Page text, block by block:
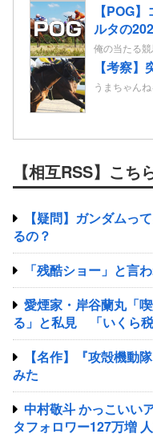
【POG
ルタの
情報
俺の当たる
【考察
うまちゃん
【相互RSS】こち
【疑問】ガンダムっ
るの？
「残酷ショー」と言
愛煙家・岸谷蘭丸「
る」と私見 「いくら税
【名作】『攻殻機動
みた
中村敬斗 かっこいい
タフォロワー127万増